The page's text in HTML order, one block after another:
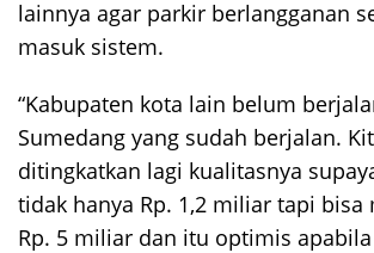
lainnya agar parkir berlangganan
masuk sistem.
“Kabupaten kota lain belum
Sumedang yang sudah berjalan.
ditingkatkan lagi kualitasnya
tidak hanya Rp. 1,2 miliar tapi bisa
Rp. 5 miliar dan itu optimis